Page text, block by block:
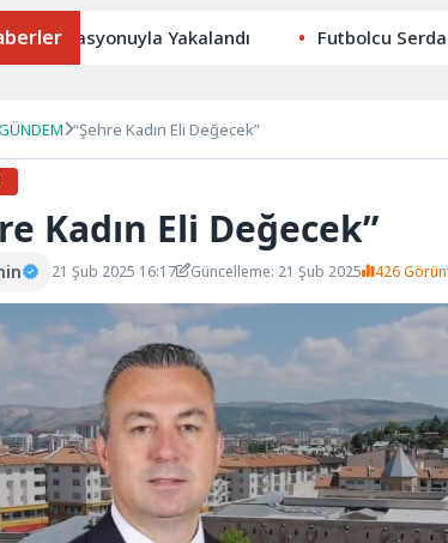
Yakalandı Futbolcu Serdar
“Şehre Kadın Eli Değecek”
Kadın Eli Değecek”
21 Şub 2025 16:17 Güncelleme: 21 Şub 2025 426